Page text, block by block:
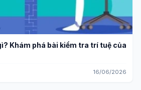
Khám phá bài kiểm tra trí tuệ của
16/06/2026